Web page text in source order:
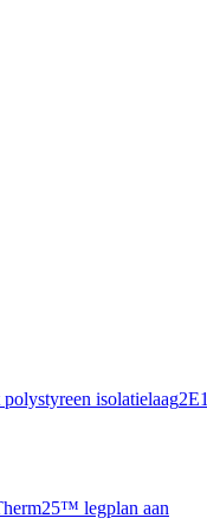
isolatielaag
legplan aan